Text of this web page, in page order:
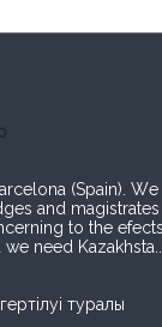
(Spain).
and
to the
need Kazakhsta...
туралы